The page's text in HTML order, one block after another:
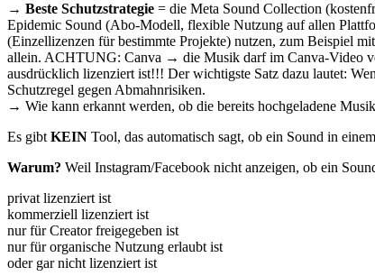
→ Beste Schutzstrategie = die Meta Sound Collection
Epidemic Sound (Abo-Modell, flexible Nutzung auf allen
(Einzellizenzen für bestimmte Projekte) nutzen, zum Beispiel
allein. ACHTUNG: Canva → die Musik darf im Canva-Video
ausdrücklich lizenziert ist!!! Der wichtigste Satz dazu lautet:
Schutzregel gegen Abmahnrisiken.
→ Wie kann erkannt werden, ob die bereits hochgeladene
Es gibtKEIN Tool, das automatisch sagt, ob ein Sound in
Warum? Weil Instagram/Facebook nicht anzeigen, ob ein
privat lizenziert ist
kommerziell lizenziert ist
nur für Creator freigegeben ist
nur für organische Nutzung erlaubt ist
oder gar nicht lizenziert ist